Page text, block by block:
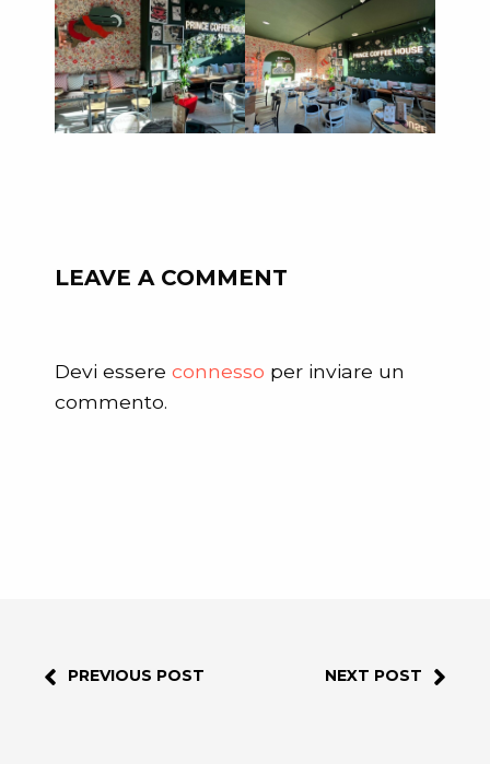
LEAVE A COMMENT
Devi essere connesso per inviare un
commento.
PREVIOUS POST NEXT POST